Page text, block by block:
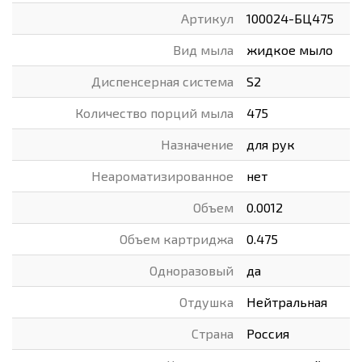
Артикул 100024-БЦ475
Вид мыла жидкое мыло
Диспенсерная система S2
Количество порций мыла 475
Назначение для рук
Неароматизированное нет
Объем 0.0012
Объем картриджа 0.475
Одноразовый да
Отдушка Нейтральная
Страна Россия